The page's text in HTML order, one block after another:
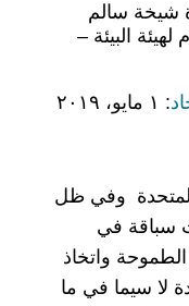
شيخة سالم
لهيئة البيئة –
: ١ مايو، ٢٠١٩
المتحدة وفي ظل
سباقة في
واتخاذ
لا سيما في ما